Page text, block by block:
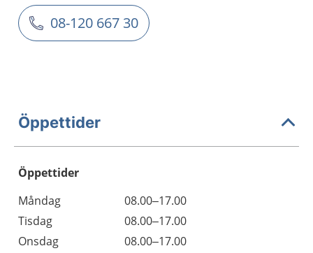
08-120 667 30
Öppettider
Öppettider
Dag
Öppettider
Kommentarer
Måndag
08.00–17.00
Tisdag
08.00–17.00
Onsdag
08.00–17.00